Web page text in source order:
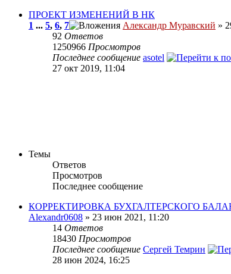
ПРОЕКТ ИЗМЕНЕНИЙ В НК
1 ... 5, 6, 7 Александр Муравский »
92 Ответов
1250966 Просмотров
Последнее сообщение asotel
27 окт 2019, 11:04
Темы
Ответов
Просмотров
Последнее сообщение
КОРРЕКТИРОВКА БУХГАЛТЕРСКОГО
Alexandr0608 » 23 июн 2021, 11:20
14 Ответов
18430 Просмотров
Последнее сообщение Сергей Темрин
28 июн 2024, 16:25